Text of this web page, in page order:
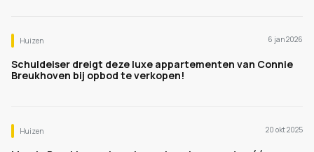
Huizen 6 jan 2026
Schuldeiser dreigt deze luxe appartementen van Connie
Breukhoven bij opbod te verkopen!
Huizen 20 okt 2025